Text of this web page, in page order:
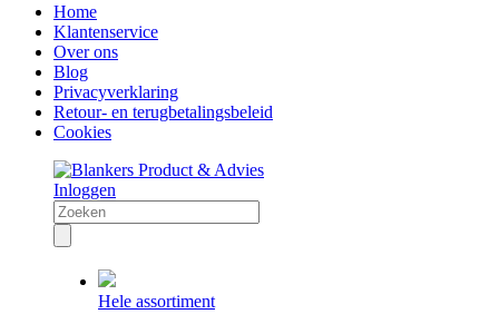
Home
Klantenservice
Over ons
Blog
Privacyverklaring
Retour- en terugbetalingsbeleid
Cookies
Inloggen
Hele assortiment